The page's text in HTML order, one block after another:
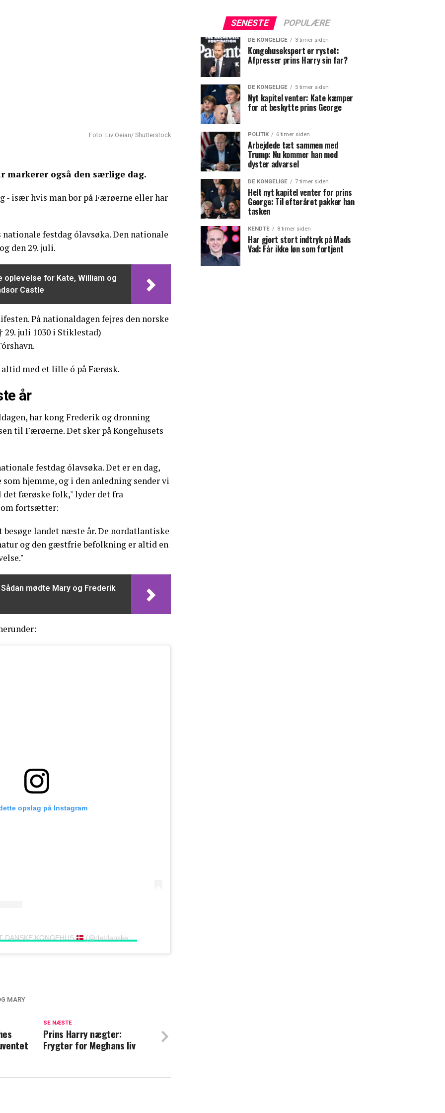
Foto: Liv Oeian/ Shutterstock
markerer også den særlige dag.
- især hvis man bor på Færøerne eller har
festdag ólavsøka. Den nationale
den 29. juli.
oplevelse for Kate, William og
Castle
På nationaldagen fejres den norske
29. juli 1030 i Stiklestad)
altid med et lille ó på Færøsk.
år
har kong Frederik og dronning
til Færøerne. Det sker på Kongehusets
festdag ólavsøka. Det er en dag,
hjemme, og i den anledning sender vi
færøske folk," lyder det fra
fortsætter:
landet næste år. De nordatlantiske
og den gæstfrie befolkning er altid en
mødte Mary og Frederik
opslag på Instagram
DANSKE KONGEHUS (@detdanskekongehus)
drejning: Gave fra tilskuer fik
bryde sammen i grin
MARY
SE NÆSTE
Prins Harry nægter:
Frygter for Meghans liv
SENESTE POPULÆRE
DE KONGELIGE 3 timer siden
Kongehusekspert er rystet:
Afpresser prins Harry sin far?
DE KONGELIGE 5 timer siden
Nyt kapitel venter: Kate kæmper
for at beskytte prins George
POLITIK 6 timer siden
Arbejdede tæt sammen med
Trump: Nu kommer han med
dyster advarsel
DE KONGELIGE 7 timer siden
Helt nyt kapitel venter for prins
George: Til efteråret pakker han
tasken
KENDTE 8 timer siden
Har gjort stort indtryk på Mads
Vad: Får ikke løn som fortjent